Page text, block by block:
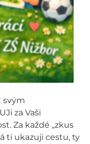
svým
za Vaši
Za každé „zkus
ti ukazuji cestu, ty